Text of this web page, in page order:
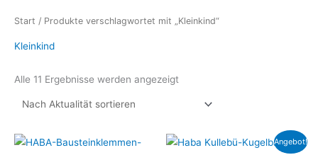
Start / Produkte verschlagwortet mit „Kleinkind“
Kleinkind
Alle 11 Ergebnisse werden angezeigt
Nach
Aktualität
Angebot!
Ursprünglicher
Aktueller